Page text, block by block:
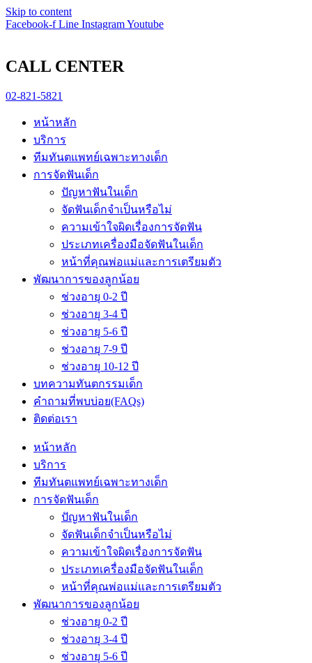
Skip to content
Facebook-f Line InstagramYoutube
CALL CENTER
02-821-5821
หน้าหลัก
บริการ
ทีมทันตแพทย์เฉพาะทางเด็ก
การจัดฟันเด็ก
ปัญหาฟันในเด็ก
จัดฟันเด็กจำเป็นหรือไม่
ความเข้าใจผิดเรื่องการจัดฟัน
ประเภทเครื่องมือจัดฟันในเด็ก
หน้าที่คุณพ่อแม่และการเตรียมตัว
พัฒนาการของลูกน้อย
ช่วงอายุ 0-2 ปี
ช่วงอายุ 3-4 ปี
ช่วงอายุ 5-6 ปี
ช่วงอายุ 7-9 ปี
ช่วงอายุ 10-12 ปี
บทความทันตกรรมเด็ก
คำถามที่พบบ่อย(FAQs)
ติดต่อเรา
หน้าหลัก
บริการ
ทีมทันตแพทย์เฉพาะทางเด็ก
การจัดฟันเด็ก
ปัญหาฟันในเด็ก
จัดฟันเด็กจำเป็นหรือไม่
ความเข้าใจผิดเรื่องการจัดฟัน
ประเภทเครื่องมือจัดฟันในเด็ก
หน้าที่คุณพ่อแม่และการเตรียมตัว
พัฒนาการของลูกน้อย
ช่วงอายุ 0-2 ปี
ช่วงอายุ 3-4 ปี
ช่วงอายุ 5-6 ปี